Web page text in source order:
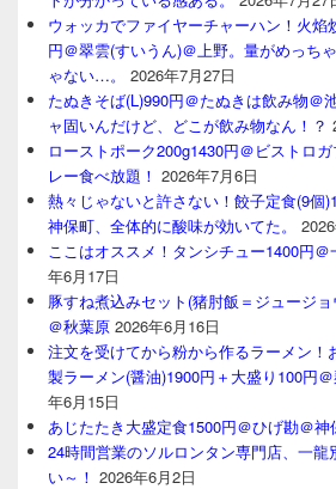
ウォッカでファイヤーチャーハン！火焰
円＠翠雲(すいうん)＠上野。量がめっち
ゃない…。
2026年7月27日
たぬきそば(L)990円＠たぬきは飲み物＠
ャ固いんだけど、どこが飲み物なん！？
ローストポーク200g1430円＠ビストロ
レー食べ放題！ 2026年7月6日
熱々じゃないと許さない！餃子定食(9個
神保町、全体的に酸味が効いてた。
ここはオススメ！タンシチュー1400円
年6月17日
豚すね煮込みセット(猪肘飯＝ジュージ
＠秋葉原 2026年6月16日
注文を受けてから粉から作るラーメン！
製ラーメン(醤油)1900円＋大盛り100円
年6月15日
あじたたき大盛定食1500円＠ひげ勘＠神
24時間営業のソルロンタン専門店、一
い～！ 2026年6月2日